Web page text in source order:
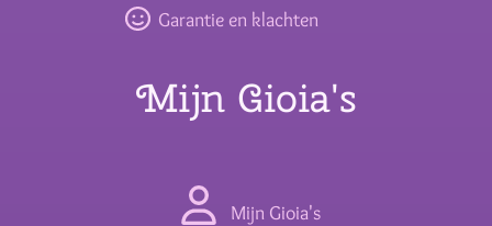
Garantie en klachten
Mijn Gioia's
Mijn Gioia's